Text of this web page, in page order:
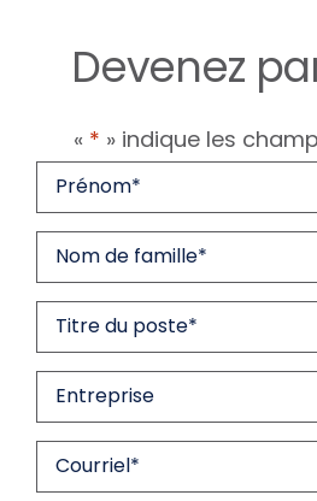
Devenez
« * » indique les
Prénom*
Nom
de
famille*